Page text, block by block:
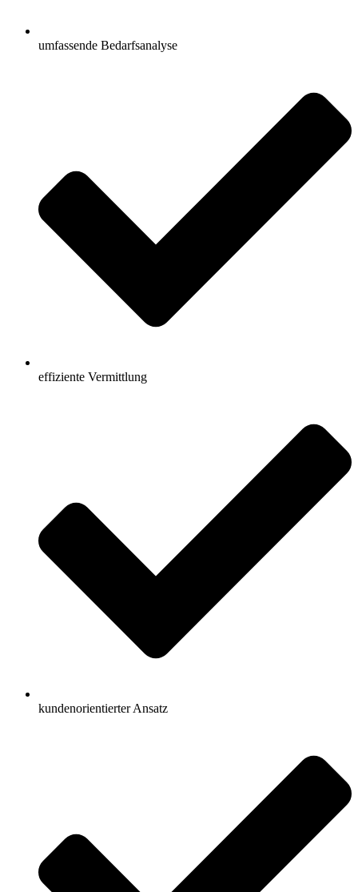
umfassende Bedarfsanalyse
effiziente Vermittlung
kundenorientierter Ansatz